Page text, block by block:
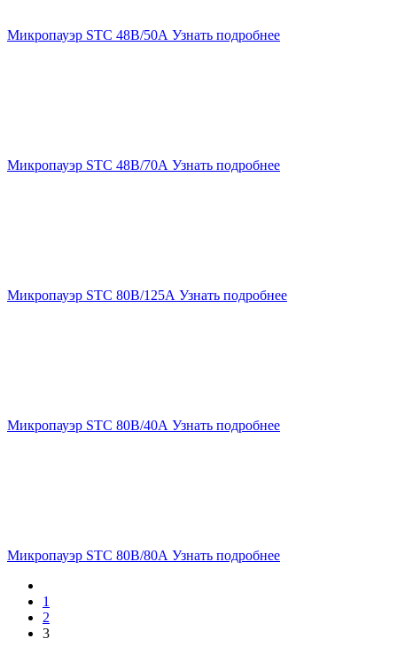
Микропауэр STC 48В/50А Узнать подробнее
Микропауэр STC 48В/70А Узнать подробнее
Микропауэр STC 80В/125А Узнать подробнее
Микропауэр STC 80В/40А Узнать подробнее
Микропауэр STC 80В/80А Узнать подробнее
1
2
3